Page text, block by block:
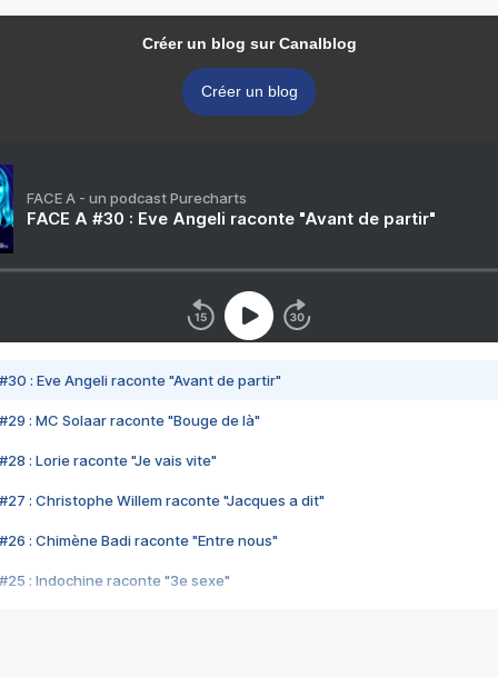
Créer un blog sur Canalblog
Créer un blog
FACE A - un podcast Purecharts
FACE A #30 : Eve Angeli raconte "Avant de partir"
#30 : Eve Angeli raconte "Avant de partir"
#29 : MC Solaar raconte "Bouge de là"
#28 : Lorie raconte "Je vais vite"
#27 : Christophe Willem raconte "Jacques a dit"
#26 : Chimène Badi raconte "Entre nous"
#25 : Indochine raconte "3e sexe"